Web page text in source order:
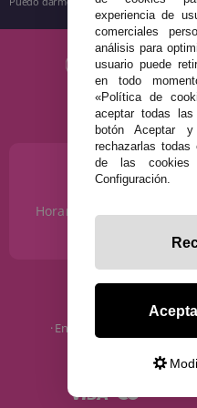
Horario de Lunes a
· Quiénes somos
· Envíos y Devoluciones
experiencia de
comerciales
análisis para
usuario puede
en todo
«Política de
aceptar todas
botón Aceptar
rechazarlas todas
de las cookies
Configuración.